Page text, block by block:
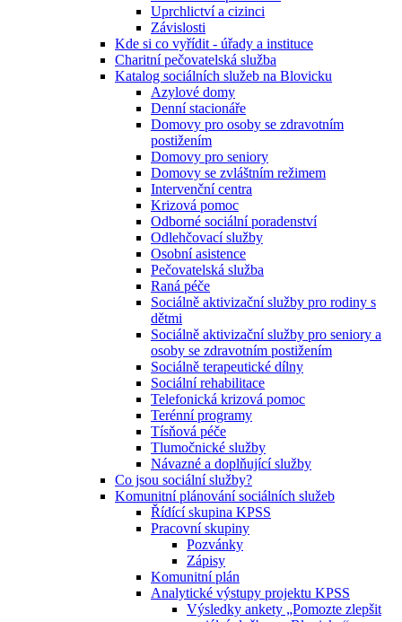
Uprchlictví a cizinci
Závislosti
Kde si co vyřídit - úřady a instituce
Charitní pečovatelská služba
Katalog sociálních služeb na Blovicku
Azylové domy
Denní stacionáře
Domovy pro osoby se zdravotním
postižením
Domovy pro seniory
Domovy se zvláštním režimem
Intervenční centra
Krizová pomoc
Odborné sociální poradenství
Odlehčovací služby
Osobní asistence
Pečovatelská služba
Raná péče
Sociálně aktivizační služby pro rodiny s
dětmi
Sociálně aktivizační služby pro seniory a
osoby se zdravotním postižením
Sociálně terapeutické dílny
Sociální rehabilitace
Telefonická krizová pomoc
Terénní programy
Tísňová péče
Tlumočnické služby
Návazné a doplňující služby
Co jsou sociální služby?
Komunitní plánování sociálních služeb
Řídící skupina KPSS
Pracovní skupiny
Pozvánky
Zápisy
Komunitní plán
Analytické výstupy projektu KPSS
Výsledky ankety „Pomozte zlepšit